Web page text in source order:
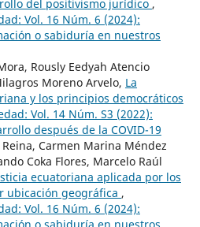
del positivismo jurídico ,
Vol. 16 Núm. 6 (2024):
o sabiduría en nuestros
Rously Eedyah Atencio
Moreno Arvelo, La
y los principios democráticos
Vol. 14 Núm. S3 (2022):
después de la COVID-19
Carmen Marina Méndez
Coka Flores, Marcelo Raúl
ecuatoriana aplicada por los
ubicación geográfica ,
Vol. 16 Núm. 6 (2024):